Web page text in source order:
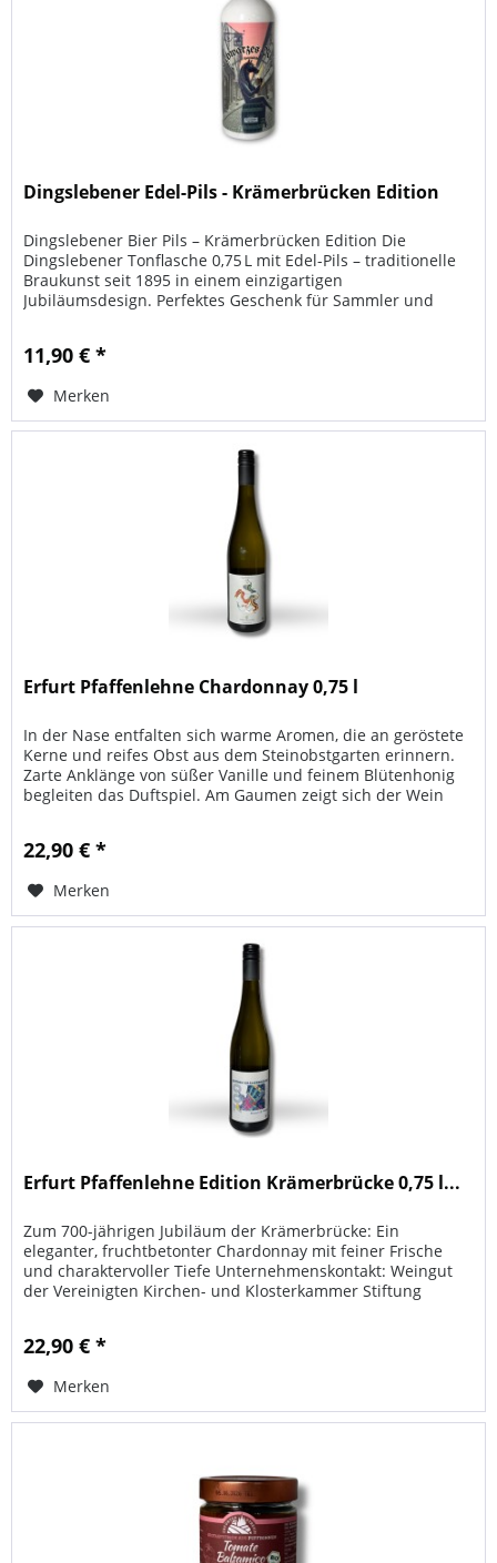
Dingslebener Edel-Pils - Krämerbrücken Edition
Dingslebener Bier Pils – Krämerbrücken Edition Die
Dingslebener Tonflasche 0,75 L mit Edel-Pils – traditionelle
Braukunst seit 1895 in einem einzigartigen
Jubiläumsdesign. Perfektes Geschenk für Sammler und
11,90 € *
Merken
Erfurt Pfaffenlehne Chardonnay 0,75 l
In der Nase entfalten sich warme Aromen, die an geröstete
Kerne und reifes Obst aus dem Steinobstgarten erinnern.
Zarte Anklänge von süßer Vanille und feinem Blütenhonig
begleiten das Duftspiel. Am Gaumen zeigt sich der Wein
22,90 € *
Merken
Erfurt Pfaffenlehne Edition Krämerbrücke 0,75 l...
Zum 700-jährigen Jubiläum der Krämerbrücke: Ein
eleganter, fruchtbetonter Chardonnay mit feiner Frische
und charaktervoller Tiefe Unternehmenskontakt: Weingut
der Vereinigten Kirchen- und Klosterkammer Stiftung
22,90 € *
Merken